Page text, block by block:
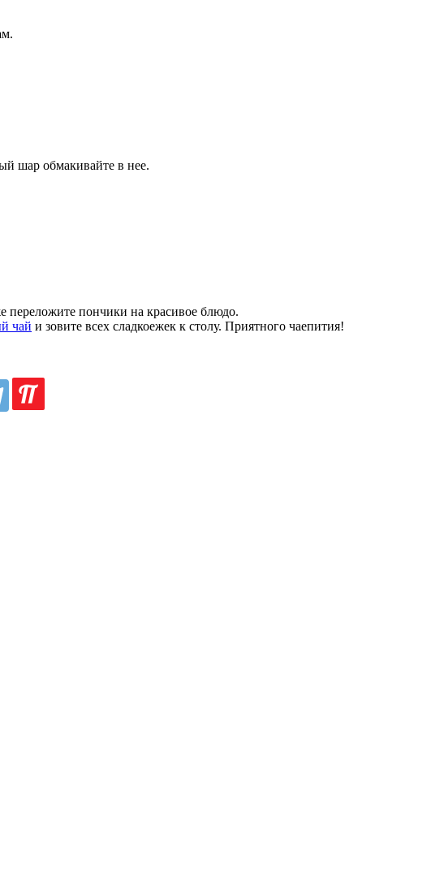
шар обмакивайте в нее.
пончики на красивое блюдо.
чай и зовите всех сладкоежек к столу. Приятного чаепития!